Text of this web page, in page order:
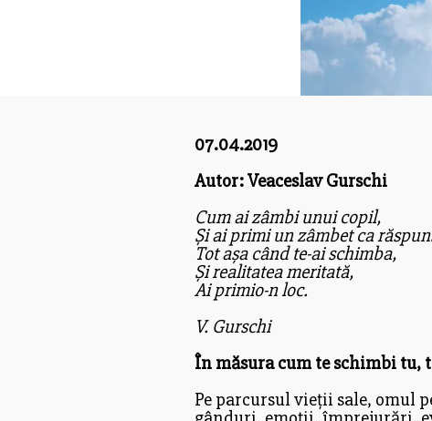
07.04.2019
Autor: Veaceslav Gurschi
Cum ai zâmbi unui copil,
Și ai primi un zâmbet ca
Tot așa când te-ai schimba,
Și realitatea meritată,
Ai primio-n loc.
V. Gurschi
În măsura cum te schimbi tu,
Pe parcursul vieții sale, omul